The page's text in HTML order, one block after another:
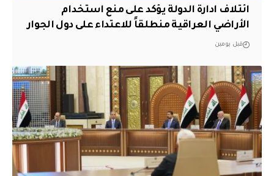
ائتلاف ادارة الدولة يؤكد على منع استخدام
الأراضي العراقية منطلقاً للاعتداء على دول الجوار
قبل يومين